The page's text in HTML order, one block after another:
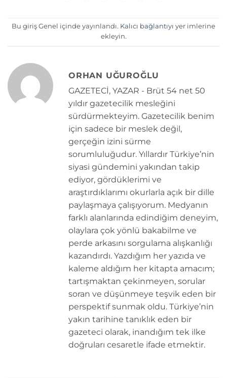
Bu giriş Genel içinde yayınlandı. Kalıcı bağlantıyı yer imlerine
ekleyin.
ORHAN UĞUROĞLU
GAZETECİ, YAZAR - Brüt 54 net 50
yıldır gazetecilik mesleğini
sürdürmekteyim. Gazetecilik benim
için sadece bir meslek değil,
gerçeğin izini sürme
sorumluluğudur. Yıllardır Türkiye’nin
siyasi gündemini yakından takip
ediyor, gördüklerimi ve
araştırdıklarımı okurlarla açık bir dille
paylaşmaya çalışıyorum. Medyanın
farklı alanlarında edindiğim deneyim,
olaylara çok yönlü bakabilme ve
perde arkasını sorgulama alışkanlığı
kazandırdı. Yazdığım her yazıda ve
kaleme aldığım her kitapta amacım;
tartışmaktan çekinmeyen, sorular
soran ve düşünmeye teşvik eden bir
perspektif sunmak oldu. Türkiye’nin
yakın tarihine tanıklık eden bir
gazeteci olarak, inandığım tek ilke
doğruları cesaretle ifade etmektir.